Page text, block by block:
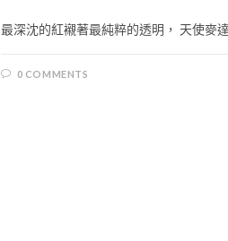
最深沈的紅襯著最純粹的透明， 天使麥
0 COMMENTS